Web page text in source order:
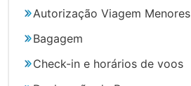
Autorização Viagem Menores
Bagagem
Check-in e horários de voos